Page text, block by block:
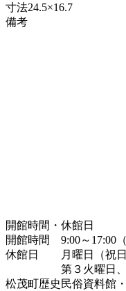
寸法24.5×16.7
備考
開館時間・休館日
開館時間 9:00～17:00（
休館日 月曜日（祝日
第３火曜日、年末
松茂町歴史民俗資料館